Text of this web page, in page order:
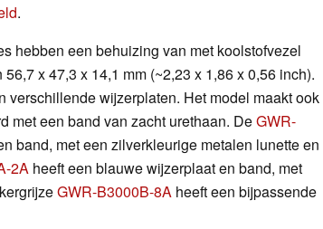
.
hebben een behuizing van met koolstofvezel
x 47,3 x 14,1 mm (~2,23 x 1,86 x 0,56 inch).
verschillende wijzerplaten. Het model maakt ook
met een band van zacht urethaan. DeGWR-
band, met een zilverkleurige metalen lunette en
2A heeft een blauwe wijzerplaat en band, met
GWR-B3000B-8A heeft een bijpassende